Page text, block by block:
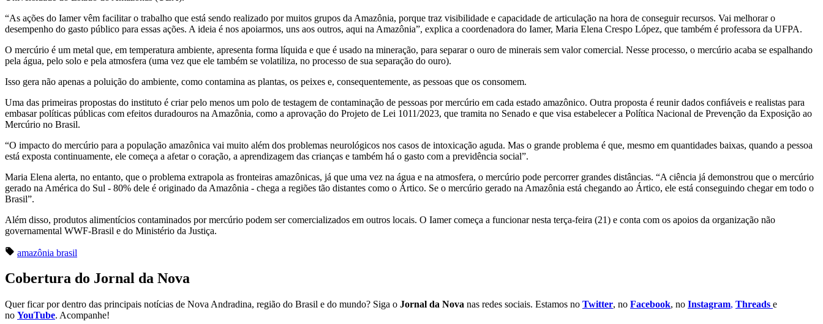
“As ações do Iamer vêm facilitar o trabalho que está sendo realizado por muitos grupos da Amazônia, porque traz visibilidade e capacidade de articulação na hora de conseguir recursos. Vai melhorar o
desempenho do gasto público para essas ações. A ideia é nos apoiarmos, uns aos outros, aqui na Amazônia”, explica a coordenadora do Iamer, Maria Elena Crespo López, que também é professora da UFPA.
O mercúrio é um metal que, em temperatura ambiente, apresenta forma líquida e que é usado na mineração, para separar o ouro de minerais sem valor comercial. Nesse processo, o mercúrio acaba se espalhando
pela água, pelo solo e pela atmosfera (uma vez que ele também se volatiliza, no processo de sua separação do ouro).
Isso gera não apenas a poluição do ambiente, como contamina as plantas, os peixes e, consequentemente, as pessoas que os consomem.
Uma das primeiras propostas do instituto é criar pelo menos um polo de testagem de contaminação de pessoas por mercúrio em cada estado amazônico. Outra proposta é reunir dados confiáveis e realistas para
embasar políticas públicas com efeitos duradouros na Amazônia, como a aprovação do Projeto de Lei 1011/2023, que tramita no Senado e que visa estabelecer a Política Nacional de Prevenção da Exposição ao
Mercúrio no Brasil.
“O impacto do mercúrio para a população amazônica vai muito além dos problemas neurológicos nos casos de intoxicação aguda. Mas o grande problema é que, mesmo em quantidades baixas, quando a pessoa
está exposta continuamente, ele começa a afetar o coração, a aprendizagem das crianças e também há o gasto com a previdência social”.
Maria Elena alerta, no entanto, que o problema extrapola as fronteiras amazônicas, já que uma vez na água e na atmosfera, o mercúrio pode percorrer grandes distâncias. “A ciência já demonstrou que o mercúrio
gerado na América do Sul - 80% dele é originado da Amazônia - chega a regiões tão distantes como o Ártico. Se o mercúrio gerado na Amazônia está chegando ao Ártico, ele está conseguindo chegar em todo o
Brasil”.
Além disso, produtos alimentícios contaminados por mercúrio podem ser comercializados em outros locais. O Iamer começa a funcionar nesta terça-feira (21) e conta com os apoios da organização não
governamental WWF-Brasil e do Ministério da Justiça.
amazônia brasil
Cobertura do Jornal da Nova
Quer ficar por dentro das principais notícias de Nova Andradina, região do Brasil e do mundo? Siga o Jornal da Nova nas redes sociais. Estamos no Twitter, no Facebook, no Instagram, Threads e
no YouTube. Acompanhe!